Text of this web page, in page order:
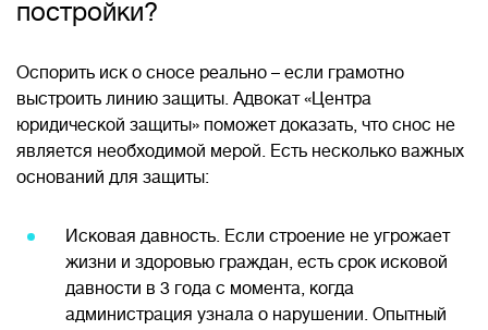
постройки?
Оспорить иск о сносе реально – если грамотно
выстроить линию защиты. Адвокат «Центра
юридической защиты» поможет доказать, что снос не
является необходимой мерой. Есть несколько важных
оснований для защиты:
Исковая давность. Если строение не угрожает
жизни и здоровью граждан, есть срок исковой
давности в 3 года с момента, когда
администрация узнала о нарушении. Опытный